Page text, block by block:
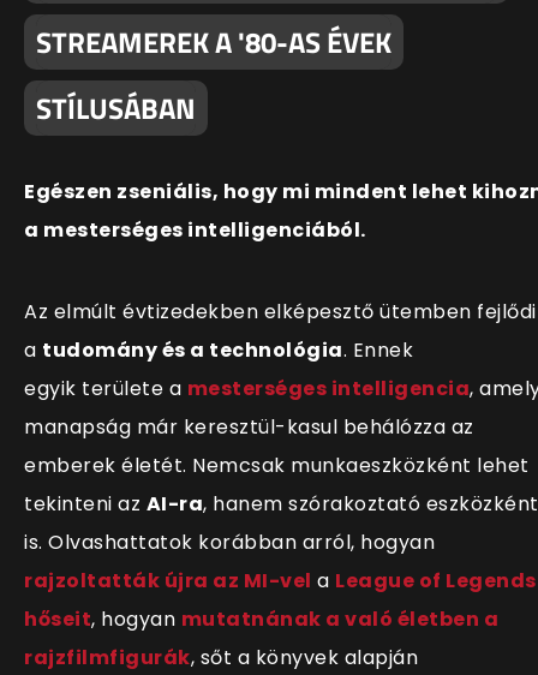
STREAMEREK A '80-AS ÉVEK
STÍLUSÁBAN
Egészen zseniális, hogy mi mindent lehet
a mesterséges intelligenciából.
Az elmúlt évtizedekben elképesztő ütemben
a tudomány és a technológia. Ennek
egyik területe a mesterséges intelligencia,
manapság már keresztül-kasul behálózza az
emberek életét. Nemcsak munkaeszközként lehet
tekinteni az AI-ra, hanem szórakoztató eszközként
is. Olvashattatok korábban arról, hogyan
rajzoltatták újra az MI-vel a League of Legends
hőseit, hogyan mutatnának a való életben a
rajzfilmfigurák, sőt a könyvek alapján